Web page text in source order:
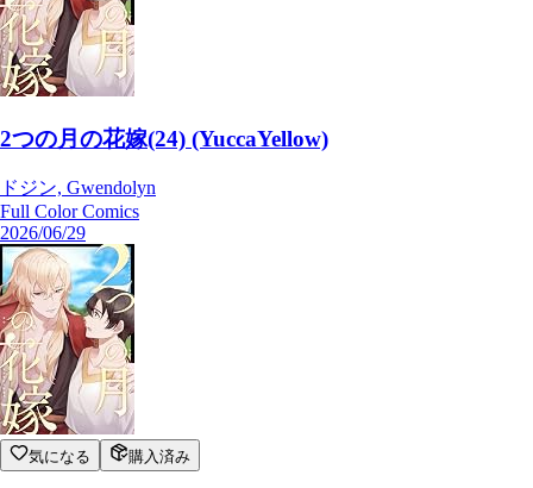
2つの月の花嫁(24) (YuccaYellow)
ドジン, Gwendolyn
Full Color Comics
2026/06/29
気になる 購入済み